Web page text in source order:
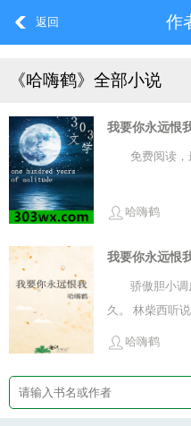
返回 作
《哈嗨鹤》全部小说
我要你永远恨
免费阅读
哈嗨鹤
我要你永远恨
骄傲胆小调
久。 林柴西听
嘲讽对方。 没
哈嗨鹤